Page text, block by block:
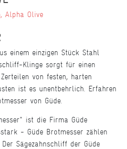
Alpha Olive
einem einzigen Stück Stahl
Klinge sorgt für einen
von festen, harten
ist es unentbehrlich. Erfahren
von Güde.
ist die Firma Güde
- Güde Brotmesser zählen
Sägezahnschliff der Güde